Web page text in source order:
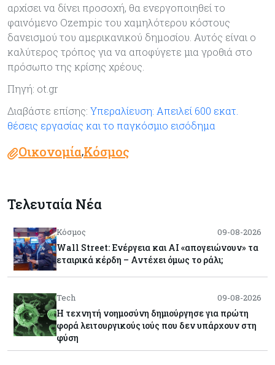
αρχίσει να δίνει προσοχή, θα ενεργοποιηθεί το
φαινόμενο Ozempic του χαμηλότερου κόστους
δανεισμού του αμερικανικού δημοσίου. Αυτός είναι ο
καλύτερος τρόπος για να αποφύγετε μια γροθιά στο
πρόσωπο της κρίσης χρέους.
Πηγή: ot.gr
Διαβάστε επίσης: Υπεραλίευση: Απειλεί 600 εκατ.
θέσεις εργασίας και το παγκόσμιο εισόδημα
Οικονομία,Κόσμος
Τελευταία Νέα
Κόσμος 09-08-2026
Wall Street: Ενέργεια και AI «απογειώνουν» τα
εταιρικά κέρδη – Αντέχει όμως το ράλι;
Tech 09-08-2026
Η τεχνητή νοημοσύνη δημιούργησε για πρώτη
φορά λειτουργικούς ιούς που δεν υπάρχουν στη
φύση